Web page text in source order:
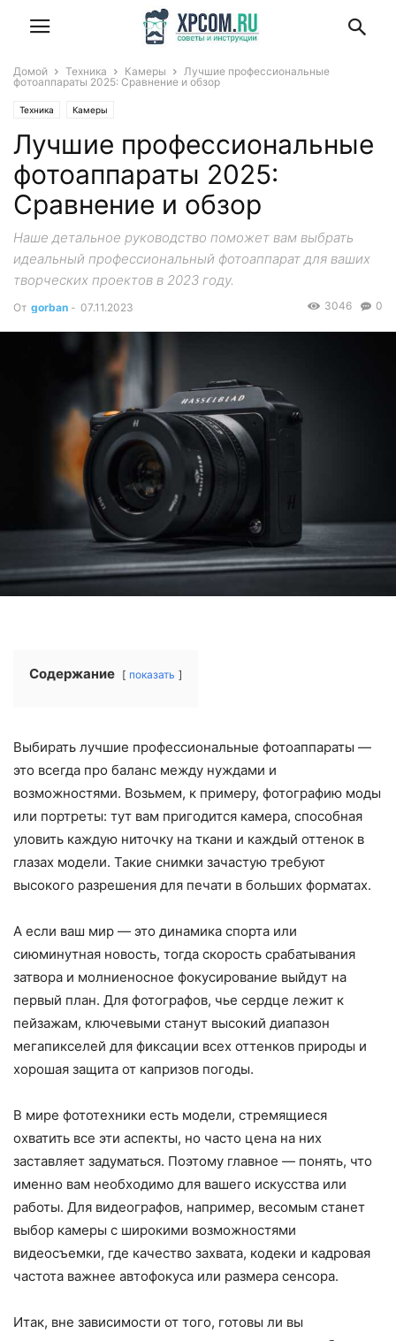
Домой Техника Камеры
Лучшие профессиональные
фотоаппараты 2025: Сравнение и обзор
Техника Камеры
Лучшие профессиональные
фотоаппараты 2025:
Сравнение и обзор
Наше детальное руководство поможет вам выбрать
идеальный профессиональный фотоаппарат для ваших
творческих проектов в 2023 году.
От gorban - 07.11.2023 0
3046
Содержание показать
Выбирать лучшие профессиональные фотоаппараты —
это всегда про баланс между нуждами и
возможностями. Возьмем, к примеру, фотографию моды
или портреты: тут вам пригодится камера, способная
уловить каждую ниточку на ткани и каждый оттенок в
глазах модели. Такие снимки зачастую требуют
высокого разрешения для печати в больших форматах.
А если ваш мир — это динамика спорта или
сиюминутная новость, тогда скорость срабатывания
затвора и молниеносное фокусирование выйдут на
первый план. Для фотографов, чье сердце лежит к
пейзажам, ключевыми станут высокий диапазон
мегапикселей для фиксации всех оттенков природы и
хорошая защита от капризов погоды.
В мире фототехники есть модели, стремящиеся
охватить все эти аспекты, но часто цена на них
заставляет задуматься. Поэтому главное — понять, что
именно вам необходимо для вашего искусства или
работы. Для видеографов, например, весомым станет
выбор камеры с широкими возможностями
видеосъемки, где качество захвата, кодеки и кадровая
частота важнее автофокуса или размера сенсора.
Итак, вне зависимости от того, готовы ли вы